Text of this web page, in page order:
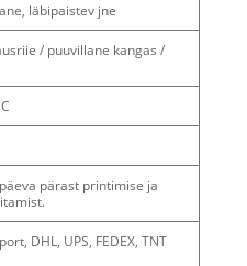
läbipaistev jne
/ puuvillane kangas /
pärast printimise ja
DHL, UPS, FEDEX, TNT